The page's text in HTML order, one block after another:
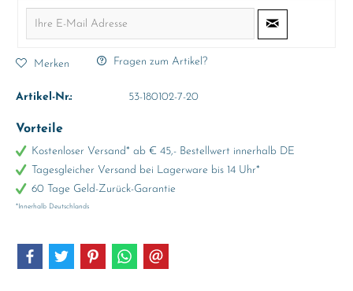
Merken Fragen zum Artikel?
Artikel-Nr.: 53-180102-7-20
Vorteile
Kostenloser Versand* ab € 45,- Bestellwert innerhalb DE
Tagesgleicher Versand bei Lagerware bis 14 Uhr*
60 Tage Geld-Zurück-Garantie
*Innerhalb Deutschlands